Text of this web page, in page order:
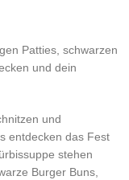
Patties, schwarzen
und dein
und
entdecken das Fest
stehen
Burger Buns,